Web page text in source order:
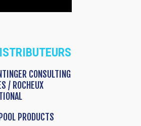
CONSULTING
/ ROCHEUX
PRODUCTS